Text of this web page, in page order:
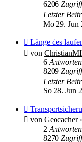
6206
Letzter
Mo 29. Jun
Länge des
von
6 Antworten
8209
Letzter
So 28. Jun
von Geocacher
2 Antworten
8270